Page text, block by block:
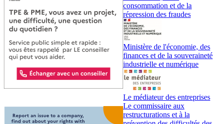
consommation et de la
répression des fraudes
Ministère de l'économie, des
finances et de la souveraineté
industrielle et numérique
Le médiateur des entreprises
Le commissaire aux
restructurations et à la